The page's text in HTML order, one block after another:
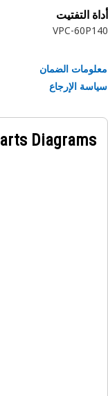
التفتيت
VPC-60
الضمان
الإرجاع
Parts Diagrams